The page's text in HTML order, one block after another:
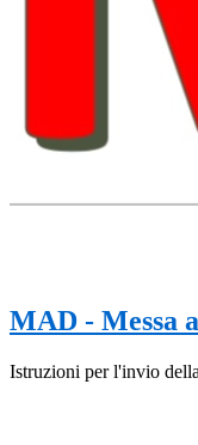
MAD - Messa
Istruzioni per l'invio